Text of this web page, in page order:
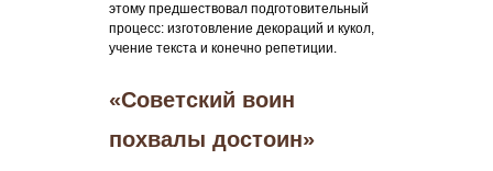
этому предшествовал подготовительный
процесс: изготовление декораций и кукол,
учение текста и конечно репетиции.
«Советский воин
похвалы достоин»